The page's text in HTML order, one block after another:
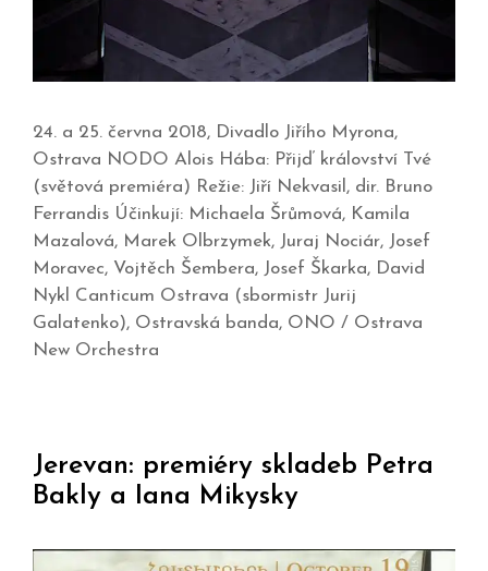
24. a 25. června 2018, Divadlo Jiřího Myrona,
Ostrava NODO Alois Hába: Přijď království Tvé
(světová premiéra) Režie: Jiří Nekvasil, dir. Bruno
Ferrandis Účinkují: Michaela Šrůmová, Kamila
Mazalová, Marek Olbrzymek, Juraj Nociár, Josef
Moravec, Vojtěch Šembera, Josef Škarka, David
Nykl Canticum Ostrava (sbormistr Jurij
Galatenko), Ostravská banda, ONO / Ostrava
New Orchestra
Jerevan: premiéry skladeb Petra
Bakly a Iana Mikysky